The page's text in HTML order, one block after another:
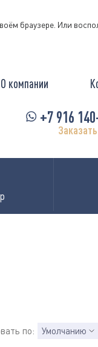
браузере. Или
О компании
+7 916
по: Умолчанию